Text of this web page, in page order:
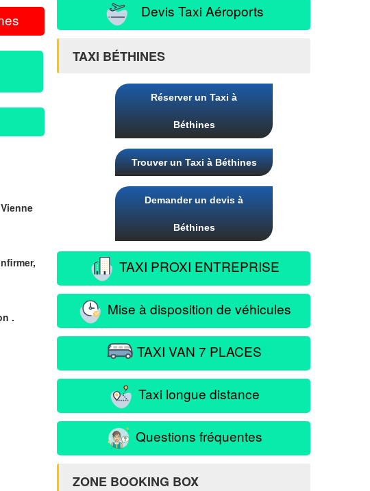
.
Devis Taxi Aéroports
TAXI BÉTHINES
Réserver un Taxi à
Béthines
Trouver un Taxi à Béthines
Demander un devis à
Béthines
TAXI PROXI ENTREPRISE
Mise à disposition de véhicules
TAXI VAN 7 PLACES
Taxi longue distance
Questions fréquentes
ZONE BOOKING BOX